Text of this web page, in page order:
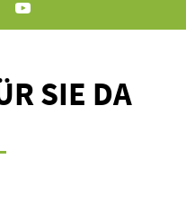
SIE DA
Instagram